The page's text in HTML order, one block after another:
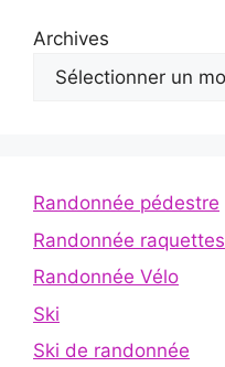
Archives
Randonnée pédestre
Randonnée raquettes
Randonnée Vélo
Ski
Ski de randonnée